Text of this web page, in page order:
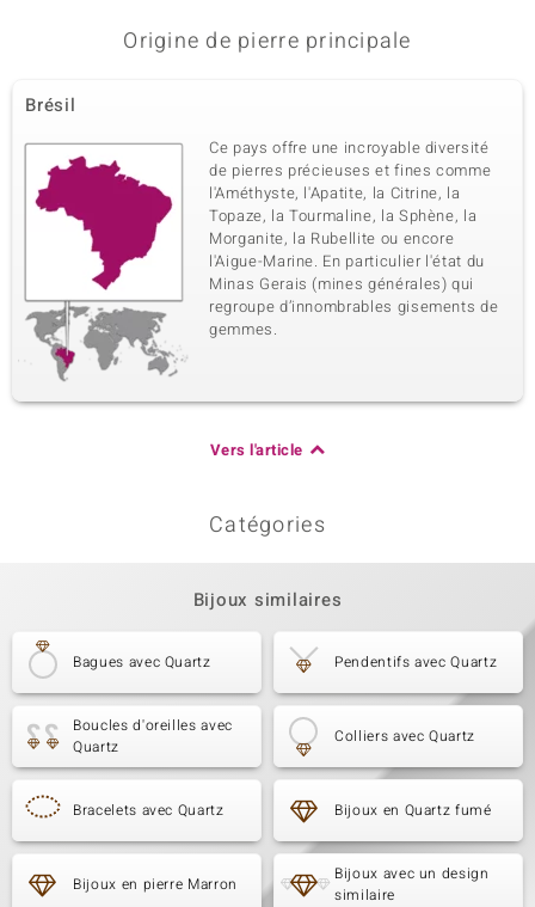
Origine de pierre principale
Brésil
Ce pays offre une incroyable diversité
de pierres précieuses et fines comme
l'Améthyste, l'Apatite, la Citrine, la
Topaze, la Tourmaline, la Sphène, la
Morganite, la Rubellite ou encore
l'Aigue-Marine. En particulier l'état du
Minas Gerais (mines générales) qui
regroupe d’innombrables gisements de
gemmes.
Vers l'article
Catégories
Bijoux similaires
Bagues avec Quartz Pendentifs avec Quartz
Boucles d'oreilles avec
Quartz
Colliers avec Quartz
Bracelets avec Quartz Bijoux en Quartz fumé
Bijoux en pierre Marron
Bijoux avec un design
similaire